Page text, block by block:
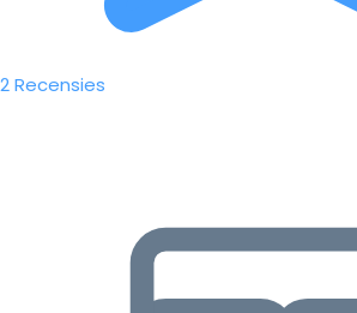
2 Recensies